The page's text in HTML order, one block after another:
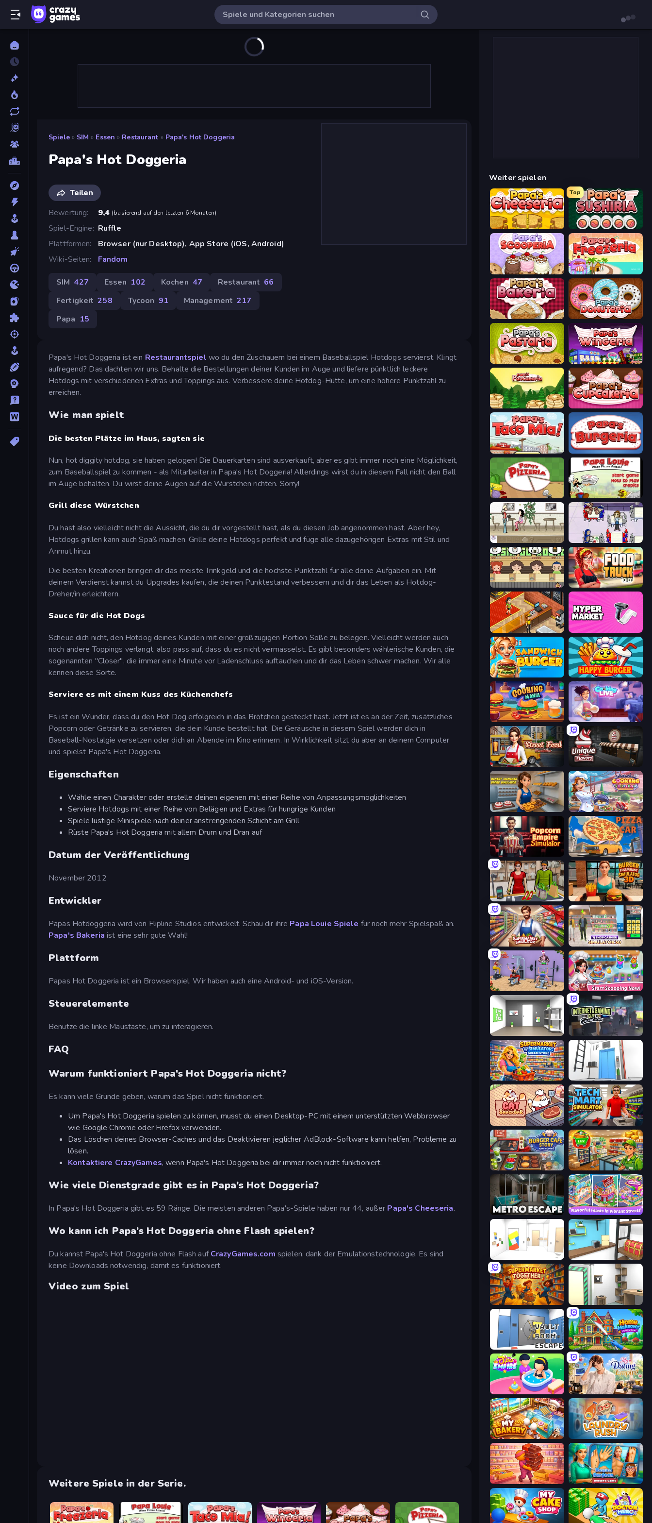
Spiele » SIM » Essen » Restaurant » Papa's Hot Doggeria
Papa's Hot Doggeria
Teilen
Bewertung
9,4 (basierend auf den letzten 6 Monaten)
Spiel-Engine
Ruffle
Plattformen
Browser (nur Desktop), App Store (iOS, Android)
Wiki-Seiten
Fandom
SIM 427 Essen 102 Kochen 47 Restaurant 66
Fertigkeit 258 Tycoon 91 Management 217
Papa 15
Papa's Hot Doggeria ist ein Restaurantspiel wo du den Zuschauern bei einem Baseballspiel Hotdogs servierst. Klingt
aufregend? Das dachten wir uns. Behalte die Bestellungen deiner Kunden im Auge und liefere pünktlich leckere
Hotdogs mit verschiedenen Extras und Toppings aus. Verbessere deine Hotdog-Hütte, um eine höhere Punktzahl zu
erreichen.
Wie man spielt
Die besten Plätze im Haus, sagten sie
Nun, hot diggity hotdog, sie haben gelogen! Die Dauerkarten sind ausverkauft, aber es gibt immer noch eine Möglichkeit,
zum Baseballspiel zu kommen - als Mitarbeiter in Papa's Hot Doggeria! Allerdings wirst du in diesem Fall nicht den Ball
im Auge behalten. Du wirst deine Augen auf die Würstchen richten. Sorry!
Grill diese Würstchen
Du hast also vielleicht nicht die Aussicht, die du dir vorgestellt hast, als du diesen Job angenommen hast. Aber hey,
Hotdogs grillen kann auch Spaß machen. Grille deine Hotdogs perfekt und füge alle dazugehörigen Extras mit Stil und
Anmut hinzu.
Die besten Kreationen bringen dir das meiste Trinkgeld und die höchste Punktzahl für alle deine Aufgaben ein. Mit
deinem Verdienst kannst du Upgrades kaufen, die deinen Punktestand verbessern und dir das Leben als Hotdog-
Dreher/in erleichtern.
Sauce für die Hot Dogs
Scheue dich nicht, den Hotdog deines Kunden mit einer großzügigen Portion Soße zu belegen. Vielleicht werden auch
noch andere Toppings verlangt, also pass auf, dass du es nicht vermasselst. Es gibt besonders wählerische Kunden, die
sogenannten "Closer", die immer eine Minute vor Ladenschluss auftauchen und dir das Leben schwer machen. Wir alle
kennen diese Sorte.
Serviere es mit einem Kuss des Küchenchefs
Es ist ein Wunder, dass du den Hot Dog erfolgreich in das Brötchen gesteckt hast. Jetzt ist es an der Zeit, zusätzliches
Popcorn oder Getränke zu servieren, die dein Kunde bestellt hat. Die Geräusche in diesem Spiel werden dich in
Baseball-Nostalgie versetzen oder dich an Abende im Kino erinnern. In Wirklichkeit sitzt du aber an deinem Computer
und spielst Papa's Hot Doggeria.
Eigenschaften
Wähle einen Charakter oder erstelle deinen eigenen mit einer Reihe von Anpassungsmöglichkeiten
Serviere Hotdogs mit einer Reihe von Belägen und Extras für hungrige Kunden
Spiele lustige Minispiele nach deiner anstrengenden Schicht am Grill
Rüste Papa's Hot Doggeria mit allem Drum und Dran auf
Datum der Veröffentlichung
November 2012
Entwickler
Papas Hotdoggeria wird von Flipline Studios entwickelt. Schau dir ihre Papa Louie Spiele für noch mehr Spielspaß an.
Papa's Bakeria ist eine sehr gute Wahl!
Plattform
Papas Hot Doggeria ist ein Browserspiel. Wir haben auch eine Android- und iOS-Version.
Steuerelemente
Benutze die linke Maustaste, um zu interagieren.
FAQ
Warum funktioniert Papa's Hot Doggeria nicht?
Es kann viele Gründe geben, warum das Spiel nicht funktioniert.
Um Papa's Hot Doggeria spielen zu können, musst du einen Desktop-PC mit einem unterstützten Webbrowser
wie Google Chrome oder Firefox verwenden.
Das Löschen deines Browser-Caches und das Deaktivieren jeglicher AdBlock-Software kann helfen, Probleme zu
lösen.
Kontaktiere CrazyGames, wenn Papa's Hot Doggeria bei dir immer noch nicht funktioniert.
Wie viele Dienstgrade gibt es in Papa's Hot Doggeria?
In Papa's Hot Doggeria gibt es 59 Ränge. Die meisten anderen Papa's-Spiele haben nur 44, außer Papa's Cheeseria.
Wo kann ich Papa's Hot Doggeria ohne Flash spielen?
Du kannst Papa's Hot Doggeria ohne Flash aufCrazyGames.com spielen, dank der Emulationstechnologie. Es sind
keine Downloads notwendig, damit es funktioniert.
Video zum Spiel
Weitere Spiele in der Serie.
Weiter spielen
Papa's Cheeseria
Top
Papa's Sushiria
Papa's Scooperia Papa's Freezeria
Papa's Bakeria Papa's Donuteria
Papa's Pastaria Papa's Wingeria
Papa's Pancakeria Papas Cupcakeria
Papa's Taco Mia Papa's Burgeria
Papa's Pizzeria Papa Louie: When Pizzas Attack
The Waitress Diner Dash
Food Truck Chef™: A Fun Cooking Game
Cinema Panic 2 Hypermarket 3D
Sandwich Burger Happy Burger
Cooking Mania Cooking Live
Street Food Simulator Unique Flavors
Bakery Manager: Store Simulator Cooking Festival
Pizza Car
Shop Master 3D
Supermarkt Simulator: Store Manager
Gym Simulator 2024 Ice Cream Fever: Cooking Game
Paint Room Escape
Supermarket Simulator: Dream Store Elevator Room Escape
Cat Snack Bar Tech Mart Simulator
Burger Cafe Story ASMR Cooking Supermarket Simulator: Desert
Metro Escape Mom's Diary 2
Mirror Room Escape Game Cafe Escape
Supermarket Together Machine Room Escape
Vault Room Escape Home Makeover Cleaning Game
Spa Empire My Dating Empire
My bakery Laundry Rush
Candy Packing Store Hospital Surgeon: Doctor's Game